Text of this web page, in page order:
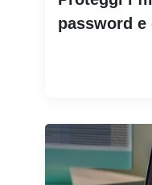
password e